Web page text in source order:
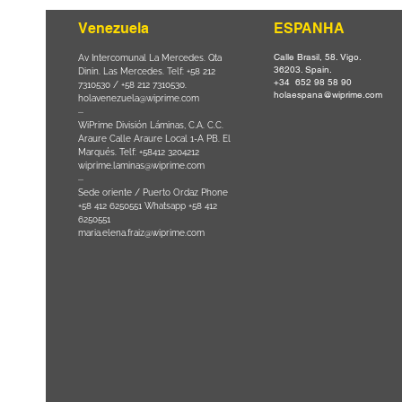
Venezuela
Av Intercomunal La Mercedes. Qta
Dinin. Las Mercedes. Telf: +58 212
7310530 / +58 212 7310530.
holavenezuela@wiprime.com
⏤
WiPrime División Láminas, C.A. C.C.
Araure Calle Araure Local 1-A PB. El
Marqués. Telf: +58412 3204212
wiprime.laminas@wiprime.com
⏤
Sede oriente / Puerto Ordaz Phone
+58 412 6250551 Whatsapp +58 412
6250551
maria.elena.fraiz@wiprime.com
ESPANHA
Calle Brasil, 58. Vigo.
36203. Spain.
+34 652 98 58 90
holaespana@wiprime.com